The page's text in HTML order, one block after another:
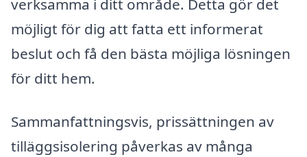
verksamma i ditt område. Detta gör det
möjligt för dig att fatta ett informerat
beslut och få den bästa möjliga lösningen
för ditt hem.
Sammanfattningsvis, prissättningen av
tilläggsisolering påverkas av många